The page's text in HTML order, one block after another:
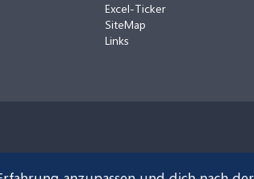
Excel-Ticker
SiteMap
Links